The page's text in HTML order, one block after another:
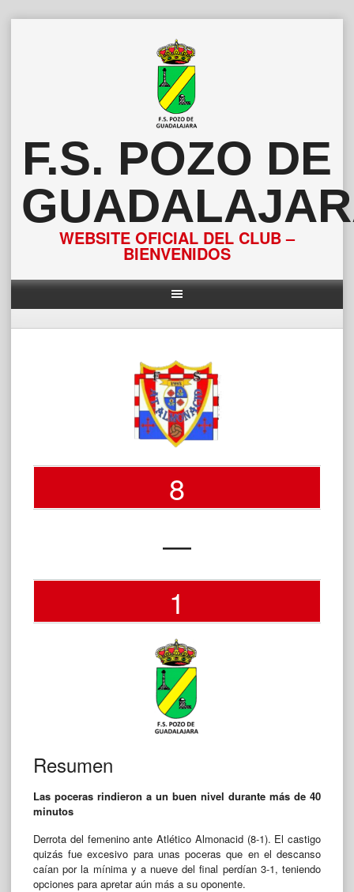
F.S. POZO DE
WEBSITE OFICIAL DEL CLUB –
BIENVENIDOS
8
—
1
Resumen
Las poceras rindieron a un buen nivel durante más de 40
minutos
Derrota del femenino ante Atlético Almonacid (8-1). El castigo
quizás fue excesivo para unas poceras que en el descanso
caían por la mínima y a nueve del final perdían 3-1, teniendo
opciones para apretar aún más a su oponente.